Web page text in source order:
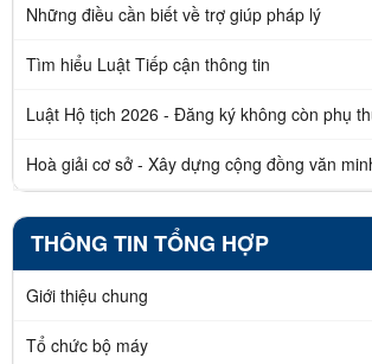
Những điều cần biết về trợ giúp pháp lý
Tìm hiểu Luật Tiếp cận thông tin
Luật Hộ tịch 2026 - Đăng ký không còn phụ
Hoà giải cơ sở - Xây dựng cộng đồng văn
THÔNG TIN TỔNG HỢP
Giới thiệu chung
Tổ chức bộ máy